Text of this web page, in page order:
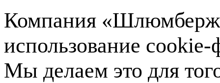
Компания
использование
Мы делаем это для